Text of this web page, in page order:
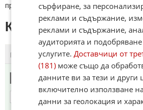
премахнати.
КОМЕНТАРИ КЪМ
ПОСЛЕДНИ ПЪРВИ
Много
сърфиране, за
реклами и съдържание,
реклами и съдържание,
аудиторията и
услугите.Доставчици от
(181) може също да
данните ви за тези и други
включително използване
данни за геолокация и